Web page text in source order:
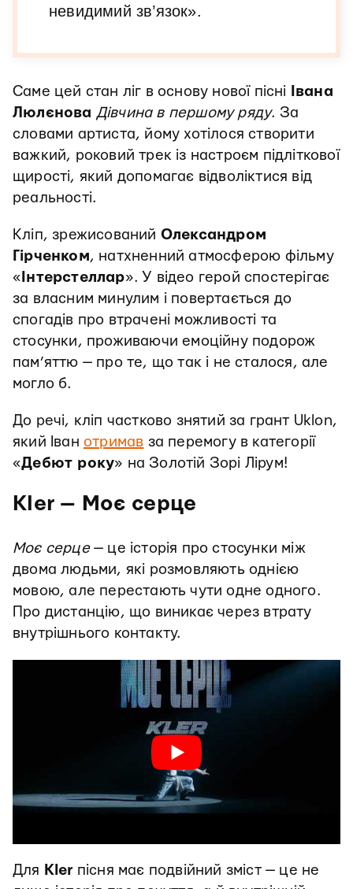
невидимий зв’язок».
Саме цей стан ліг в основу нової пісні
Івана
Люлєнова Дівчина в першому ряду. За
словами артиста, йому хотілося створити
важкий, роковий трек із настроєм підліткової
щирості, який допомагає відволіктися від
реальності.
Кліп, зрежисований Олександром
Гірченком, натхненний атмосферою фільму
« Інтерстеллар». У відео герой спостерігає
за власним минулим і повертається до
спогадів про втрачені можливості та
стосунки, проживаючи емоційну подорож
пам’яттю — про те, що так і не сталося, але
могло б.
До речі, кліп частково знятий за грант Uklon,
який Іван отримав за перемогу в категорії
«Дебют року» на Золотій Зорі Лірум!
Kler — Моє серце
Моє серце— це історія про стосунки між
двома людьми, які розмовляють однією
мовою, але перестають чути одне одного.
Про дистанцію, що виникає через втрату
внутрішнього контакту.
Для Kler пісня має подвійний зміст — це не